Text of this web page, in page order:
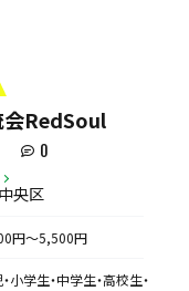
会RedSoul
0
央区
円〜5,500円
小学生・中学生・高校生・